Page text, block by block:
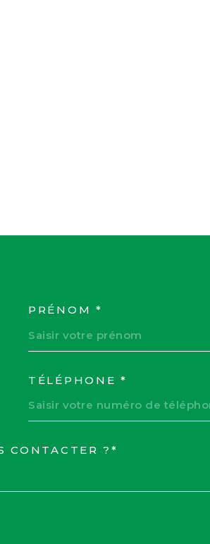
PRÉNOM *
TÉLÉPHONE *
CONTACTER ?*